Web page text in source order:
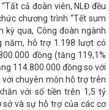
tại Hội nghị kết nối
Nẵng
Lãnh
Tengchi
Tổ
các cấp
Hội
đến năm 2030, tầm
Hoa Kỳ Joe
BIẾN GỖ TRÊN ĐỊA
định các nhà máy
quy định cũ
TÁC BỘ CÔNG
cả đoàn viên, NLĐ đều
chương trình “Tết sum
kỳ qua, Công đoàn ngành
năm, hỗ trợ 1.198 lượt có
đồng (tăng 119,1%
114.800.000 đồng so với
chuyên môn hỗ trợ trên
với số tiền trên 1,5 tỷ
và sự hỗ trợ của các cơ